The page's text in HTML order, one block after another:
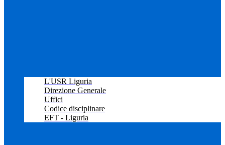
L'USR Liguria
Direzione Generale
Uffici
Codice disciplinare
EFT - Liguria